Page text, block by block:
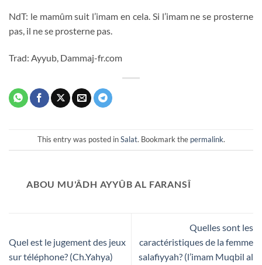
NdT: le mamûm suit l’imam en cela. Si l’imam ne se prosterne
pas, il ne se prosterne pas.
Trad: Ayyub, Dammaj-fr.com
This entry was posted inSalat. Bookmark the permalink.
ABOU MU'ÂDH AYYÛB AL FARANSÎ
Quel est le jugement des jeux
sur téléphone? (Ch.Yahya)
Quelles sont les
caractéristiques de la femme
salafiyyah? (l’imam Muqbil al